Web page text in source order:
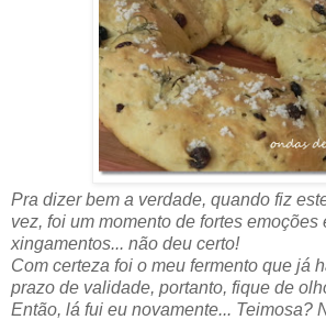
Pra dizer bem a verdade, quando fiz
vez, foi um momento de fortes emoções
xingamentos... não deu certo!
Com certeza foi o meu fermento que já
prazo de validade, portanto, fique de
Então, lá fui eu novamente... Teimosa?